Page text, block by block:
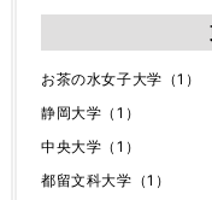
お茶の水女子大学（1）
静岡大学（1）
中央大学（1）
都留文科大学（1）